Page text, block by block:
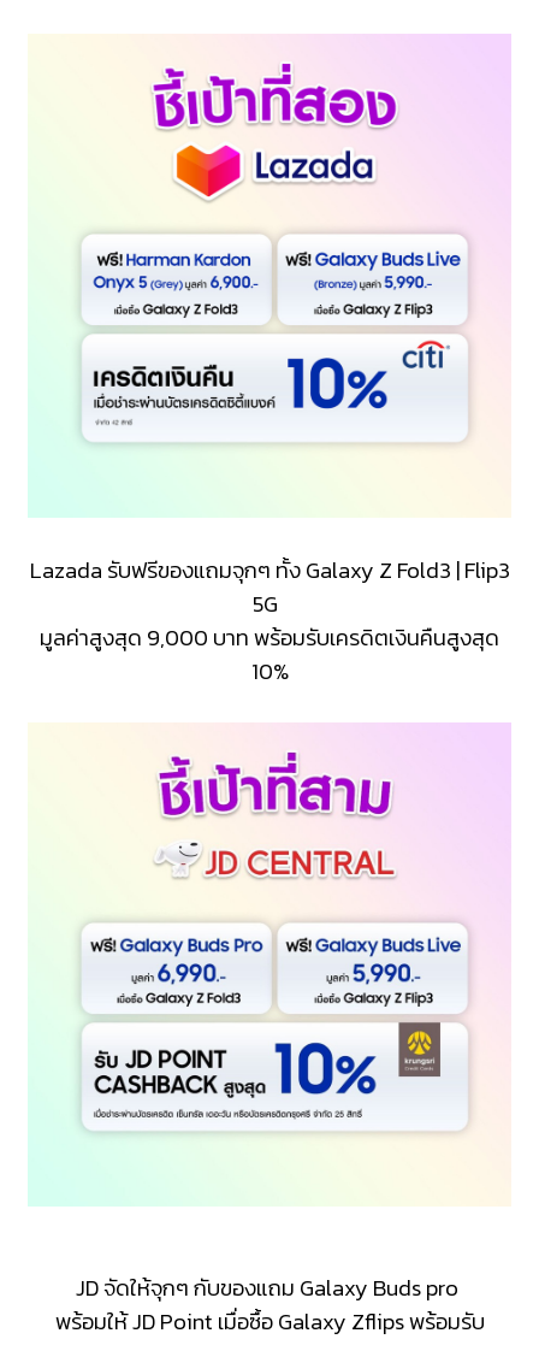
Lazada รับฟรีของแถมจุกๆ ทั้ง Galaxy Z Fold3 | Flip3
5G
มูลค่าสูงสุด 9,000 บาท พร้อมรับเครดิตเงินคืนสูงสุด
10%
JD จัดให้จุกๆ กับของแถม Galaxy Buds pro
พร้อมให้ JD Point เมื่อซื้อ Galaxy Zflipsพร้อมรับ